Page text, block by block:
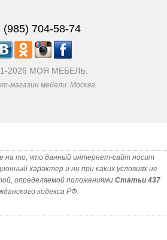
(985) 704-58-74
2026 МОЯ МЕБЕЛЬ.
магазин мебели. Москва.
на то, что данный интернет-сайт носит
характер и ни при каких условиях не
определяемой положениями Статьи 437
кодекса РФ.